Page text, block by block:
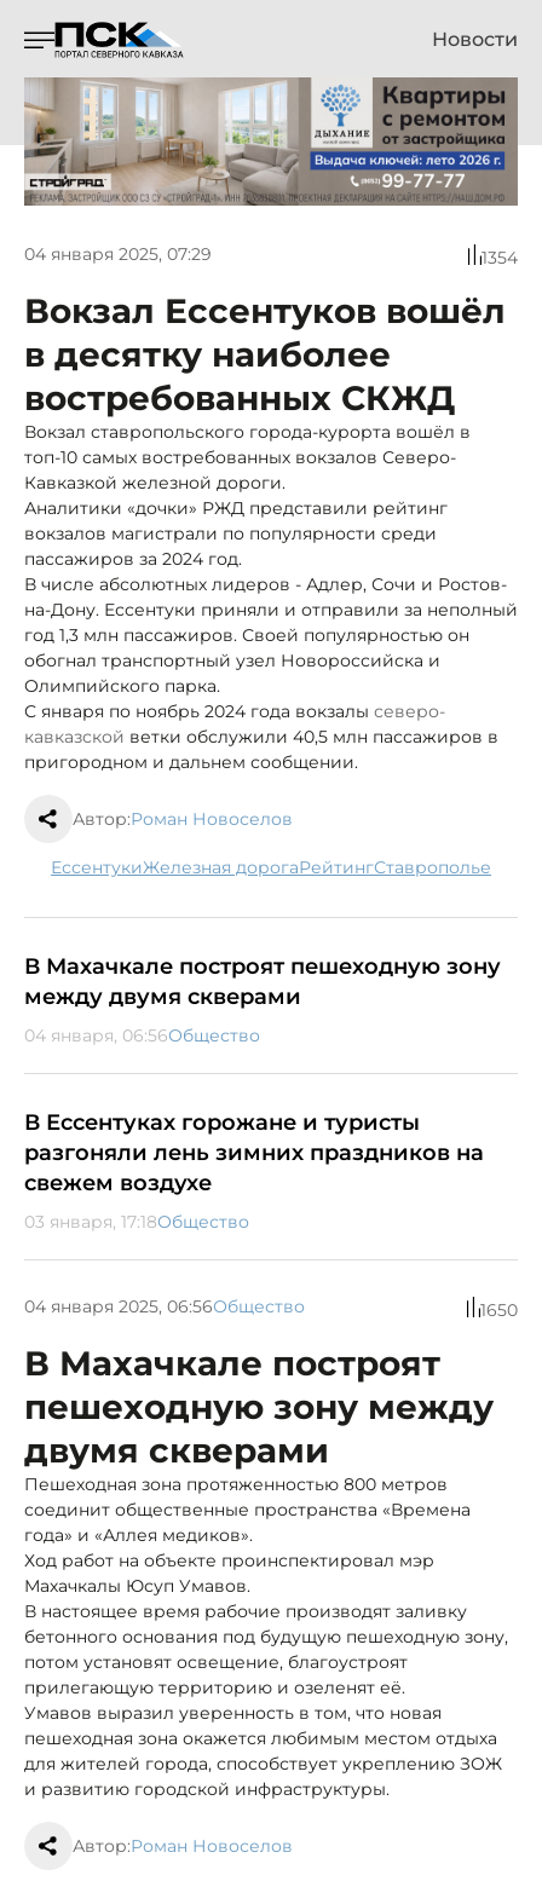
Новости
04 января 2025, 07:29 1354
Вокзал Ессентуков вошёл
в десятку наиболее
востребованных СКЖД
Вокзал ставропольского города-курорта вошёл в
топ-10 самых востребованных вокзалов Северо-
Кавказкой железной дороги.
Аналитики «дочки» РЖД представили рейтинг
вокзалов магистрали по популярности среди
пассажиров за 2024 год.
В числе абсолютных лидеров - Адлер, Сочи и Ростов-
на-Дону. Ессентуки приняли и отправили за неполный
год 1,3 млн пассажиров. Своей популярностью он
обогнал транспортный узел Новороссийска и
Олимпийского парка.
С января по ноябрь 2024 года вокзалы северо-
кавказской ветки обслужили 40,5 млн пассажиров в
пригородном и дальнем сообщении.
Автор:Роман Новоселов
Ессентуки железная дорога рейтинг Ставрополье
В Махачкале построят пешеходную зону
между двумя скверами
04 января, 06:56Общество
В Ессентуках горожане и туристы
разгоняли лень зимних праздников на
свежем воздухе
03 января, 17:18Общество
04 января 2025, 06:56Общество 1650
В Махачкале построят
пешеходную зону между
двумя скверами
Пешеходная зона протяженностью 800 метров
соединит общественные пространства «Времена
года» и «Аллея медиков».
Ход работ на объекте проинспектировал мэр
Махачкалы Юсуп Умавов.
В настоящее время рабочие производят заливку
бетонного основания под будущую пешеходную зону,
потом установят освещение, благоустроят
прилегающую территорию и озеленят её.
Умавов выразил уверенность в том, что новая
пешеходная зона окажется любимым местом отдыха
для жителей города, способствует укреплению ЗОЖ
и развитию городской инфраструктуры.
Автор:Роман Новоселов